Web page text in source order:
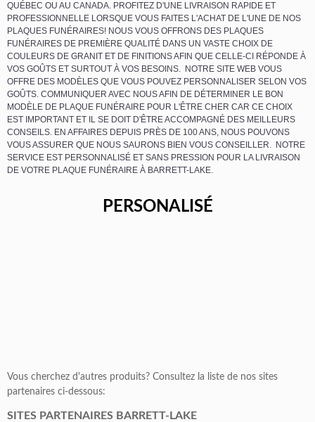
QUÉBEC OU AU CANADA. PROFITEZ D'UNE LIVRAISON RAPIDE ET
PROFESSIONNELLE LORSQUE VOUS FAITES L'ACHAT DE L'UNE DE NOS
PLAQUES FUNÉRAIRES! NOUS VOUS OFFRONS DES PLAQUES
FUNÉRAIRES DE PREMIÈRE QUALITÉ DANS UN VASTE CHOIX DE
COULEURS DE GRANIT ET DE FINITIONS AFIN QUE CELLE-CI RÉPONDE À
VOS GOÛTS ET SURTOUT À VOS BESOINS. NOTRE SITE WEB VOUS
OFFRE DES MODÈLES QUE VOUS POUVEZ PERSONNALISER SELON VOS
GOÛTS. COMMUNIQUER AVEC NOUS AFIN DE DÉTERMINER LE BON
MODÈLE DE PLAQUE FUNÉRAIRE POUR L'ÊTRE CHER CAR CE CHOIX
EST IMPORTANT ET IL SE DOIT D'ÊTRE ACCOMPAGNÉ DES MEILLEURS
CONSEILS. EN AFFAIRES DEPUIS PRÈS DE 100 ANS, NOUS POUVONS
VOUS ASSURER QUE NOUS SAURONS BIEN VOUS CONSEILLER. NOTRE
SERVICE EST PERSONNALISÉ ET SANS PRESSION POUR LA LIVRAISON
DE VOTRE PLAQUE FUNÉRAIRE À BARRETT-LAKE.
PERSONALISÉ
Vous cherchez d'autres produits? Consultez la liste de nos sites
partenaires ci-dessous:
SITES PARTENAIRES BARRETT-LAKE